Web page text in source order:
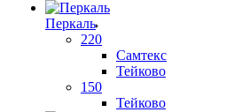
Перкаль
220
Самтекс
Тейково
150
Тейково